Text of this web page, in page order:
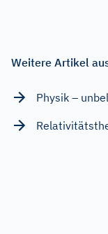
Weitere Artikel
Physik –